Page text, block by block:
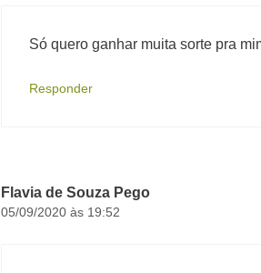
Só quero ganhar muita sorte pra
Responder
Flavia de Souza Pego
05/09/2020 às 19:52